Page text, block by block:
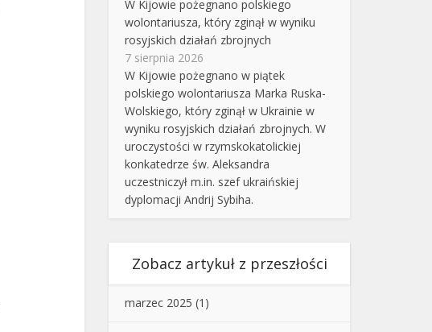
W Kijowie pożegnano polskiego
wolontariusza, który zginął w wyniku
rosyjskich działań zbrojnych
7 sierpnia 2026
W Kijowie pożegnano w piątek
polskiego wolontariusza Marka Ruska-
Wolskiego, który zginął w Ukrainie w
wyniku rosyjskich działań zbrojnych. W
uroczystości w rzymskokatolickiej
konkatedrze św. Aleksandra
uczestniczył m.in. szef ukraińskiej
dyplomacji Andrij Sybiha.
Zobacz artykuł z przeszłości
marzec 2025 (1)